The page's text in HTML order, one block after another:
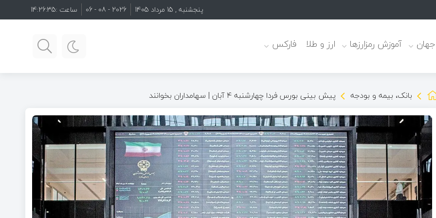
پنجشنبه , 15 مرداد 1405 2026 - 08 - 06 ساعت :14:26:36
جهان آموزش رمزارزها ارز و طلا فارکس
بانک، بیمه و بودجه پیش بینی بورس فردا چهارشنبه ۴ آبان | سهامداران بخوانند